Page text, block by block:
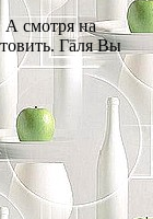
А смотря на
Галя Вы